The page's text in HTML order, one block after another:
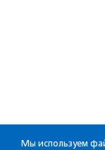
Мы используем